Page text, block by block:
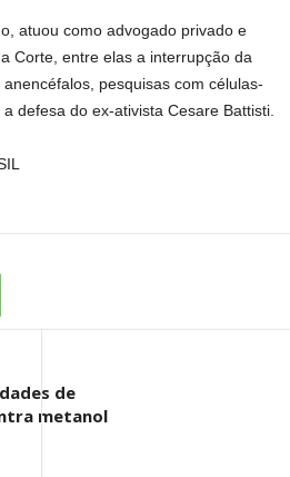
atuou como advogado privado e
Corte, entre elas a interrupção da
pesquisas com células-
defesa do ex-ativista Cesare Battisti.
de
metanol